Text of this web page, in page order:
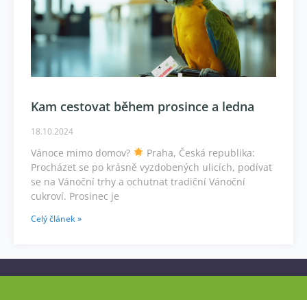
Kam cestovat během prosince a ledna
18.10.2024
Vánoce mimo domov?
Praha, Česká republika:
Procházet se po krásně vyzdobených ulicích, podívat
se na Vánoční trhy a ochutnat tradiční Vánoční
cukroví. Prosinec je
Celý článek »